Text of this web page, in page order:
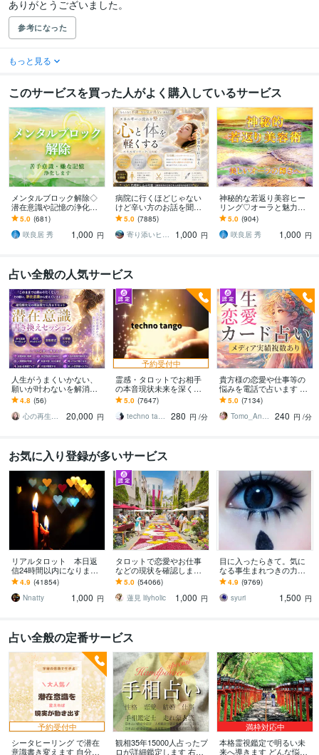
ありがとうございました。
参考になった
もっと見る
このサービスを買った人がよく購入しているサービス
メンタルブロック解除◇
潜在意識や記憶の浄化を
します ☆苦手意識&思い
込み&先入感 / 魂の記憶情
報の浄化と整理☆
5.0 (681)
咲良居 秀
1,000 円
病院に行くほどじゃない
けど辛い方のお話を聞き
ます なんとなく不調が続
く方へ、やさしく整える
エネルギー調整
5.0 (7885)
寄り添いヒーラー＊haru
1,000 円
神秘的な若返り美容ヒー
リング♡オーラと魅力輝
きます ☆ミスティカル・
リジュベネーション / 神秘
美容光の若返り☆
5.0 (904)
咲良居 秀
1,000 円
占い全般の人気サービス
人生がうまくいかない、
願いが叶わないを解消し
ます 現実を変えるために
努力したのに、自力では
もう無理と感じている
4.8 (56)
心の再生セラピスト YASUKO
20,000 円
予約受付中
霊感・タロットでお相手
の本音現状未来を深く視
ます 恋愛・仕事・家族・
人間関係の本質を見抜き
スピード解決へ
5.0 (7647)
techno tango
280 円 /分
貴方様の恋愛や仕事等の
悩みを電話で占います タ
ロットカード、オラクル
カード、ルノルマンカー
ドを使用します
5.0 (7134)
Tomo_Angel7
240 円 /分
お気に入り登録が多いサービス
リアルタロット 本日返
信24時間以内になります
❤︎タイトルをご確認くださ
い❤︎
4.9 (41854)
Nnatty
1,000 円
タロットで恋愛やお仕事
などの現状を確認します
アドバイスもしっかりお
届けしますので安心して
ください♡
5.0 (54066)
蓮見 lilyholic
1,000 円
目に入ったらきて。気に
なる事生まれつきの力で
視ます 視ましょう恋愛や
仕事などこの先など
4.9 (9769)
syuri
1,500 円
占い全般の定番サービス
予約受付中
シータヒーリング で潜在
意識書き変えます 自分を
観相35年15000人占ったプ
ロが詳細鑑定します 右手
満枠対応中
本格霊視鑑定で明るい未
来へ導きます どんな悩み